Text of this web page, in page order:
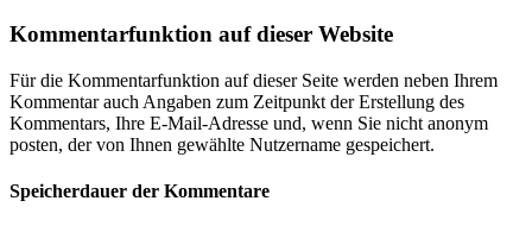
Kommentar­funktion auf dieser Website
Für die Kommentarfunktion auf dieser Seite werden neben Ihrem
Kommentar auch Angaben zum Zeitpunkt der Erstellung des
Kommentars, Ihre E-Mail-Adresse und, wenn Sie nicht anonym
posten, der von Ihnen gewählte Nutzername gespeichert.
Speicherdauer der Kommentare